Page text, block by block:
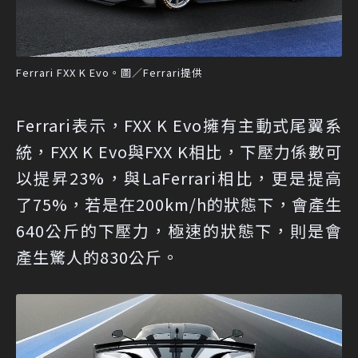
Ferrari FXX K Evo。圖／Ferrari提供
Ferrari表示，FXX K Evo擁有主動式尾翼系
統，FXX K Evo與FXX K相比，下壓力係數可
以提昇23%，與LaFerrari相比，更是提高
了75%，若是在200km/h的狀態下，會產生
640公斤的下壓力，極速的狀態下，則是會
產生驚人的830公斤。